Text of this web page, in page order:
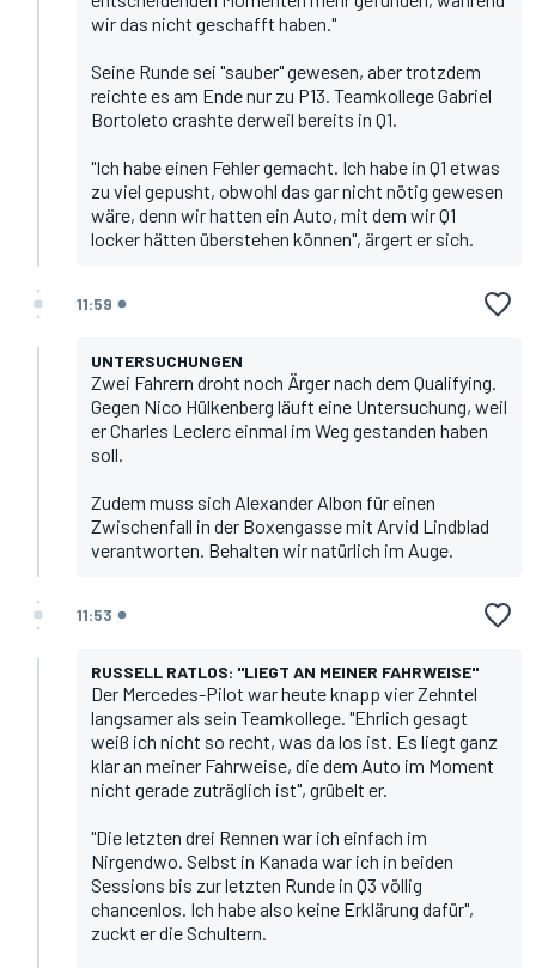
wir das nicht geschafft haben."
Seine Runde sei "sauber" gewesen, aber trotzdem
reichte es am Ende nur zu P13. Teamkollege Gabriel
Bortoleto crashte derweil bereits in Q1.
"Ich habe einen Fehler gemacht. Ich habe in Q1 etwas
zu viel gepusht, obwohl das gar nicht nötig gewesen
wäre, denn wir hatten ein Auto, mit dem wir Q1
locker hätten überstehen können", ärgert er sich.
11:59
UNTERSUCHUNGEN
Zwei Fahrern droht noch Ärger nach dem Qualifying.
Gegen Nico Hülkenberg läuft eine Untersuchung, weil
erCharles Leclerceinmal im Weg gestanden haben
soll.
Zudem muss sich Alexander Albon für einen
Zwischenfall in der Boxengasse mit Arvid Lindblad
verantworten. Behalten wir natürlich im Auge.
11:53
RUSSELL RATLOS: "LIEGT AN MEINER FAHRWEISE"
Der Mercedes-Pilot war heute knapp vier Zehntel
langsamer als sein Teamkollege. "Ehrlich gesagt
weiß ich nicht so recht, was da los ist. Es liegt ganz
klar an meiner Fahrweise, die dem Auto im Moment
nicht gerade zuträglich ist", grübelt er.
"Die letzten drei Rennen war ich einfach im
Nirgendwo. Selbst in Kanada war ich in beiden
Sessions bis zur letzten Runde in Q3 völlig
chancenlos. Ich habe also keine Erklärung dafür",
zuckt er die Schultern.